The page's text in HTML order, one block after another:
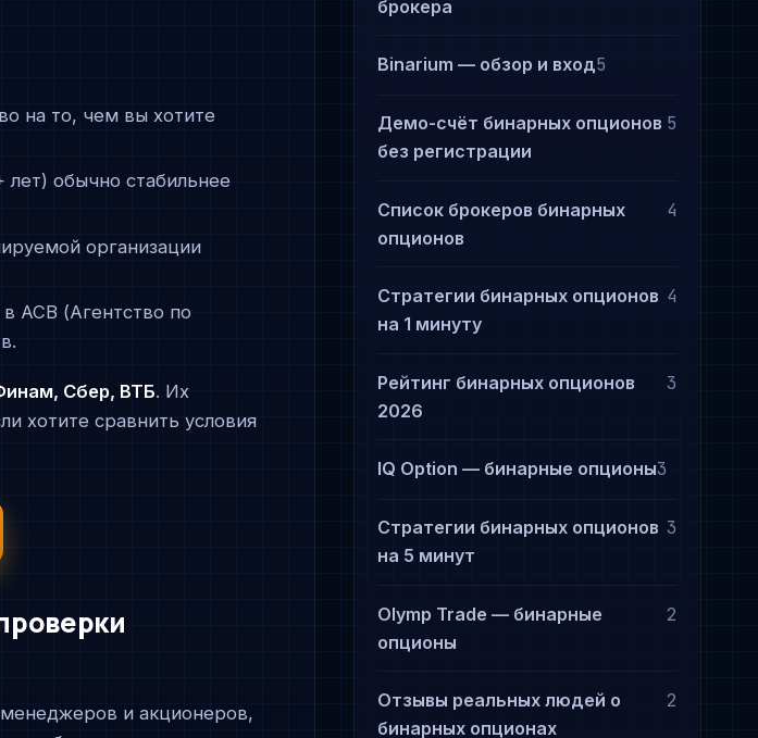
на то, чем вы хотите
обычно стабильнее
организации
АСВ (Агентство по
Сбер, ВТБ. Их
хотите сравнить условия
и акционеров,
брокера
Binarium — обзор и вход5
Демо-счёт бинарных опционов
без регистрации
5
Список брокеров бинарных
опционов
4
Стратегии бинарных опционов
на 1 минуту
4
Рейтинг бинарных опционов
2026
3
IQ Option — бинарные опционы3
Стратегии бинарных опционов
на 5 минут
3
Olymp Trade — бинарные
опционы
2
Отзывы реальных людей о
бинарных опционах
2